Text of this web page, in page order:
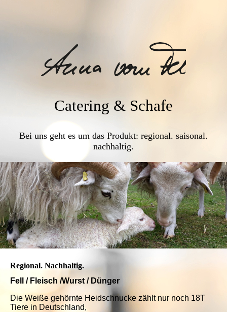
Catering & Schafe
Bei uns geht es um das Produkt: regional. saisonal.
nachhaltig.
Regional. Nachhaltig.
Fell / Fleisch /Wurst / Dünger
Die Weiße gehörnte Heidschnucke zählt nur noch 18T
Tiere in Deutschland,